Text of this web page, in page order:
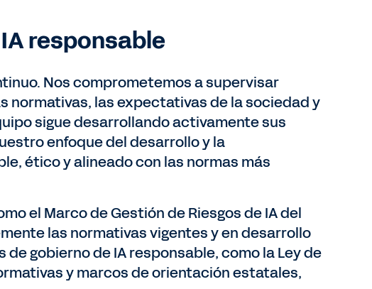
responsable
Nos comprometemos a supervisar
normativas, las expectativas de la sociedad y
sigue desarrollando activamente sus
enfoque del desarrollo y la
ético y alineado con las normas más
el Marco de Gestión de Riesgos de IA del
las normativas vigentes y en desarrollo
gobierno de IA responsable, como la Ley de
y marcos de orientación estatales,